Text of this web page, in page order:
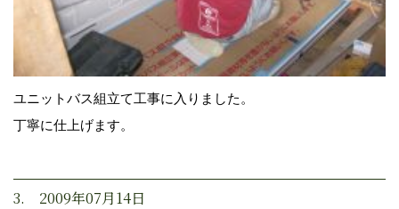
ユニットバス組立て工事に入りました。
丁寧に仕上げます。
3. 2009年07月14日